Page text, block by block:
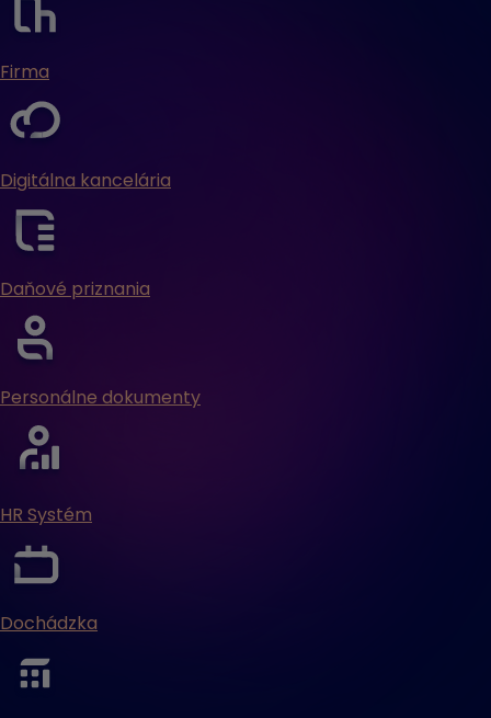
Firma
Digitálna kancelária
Daňové priznania
Personálne dokumenty
HR Systém
Dochádzka